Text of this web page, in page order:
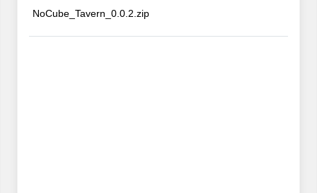
NoCube_Tavern_0.0.2.zip